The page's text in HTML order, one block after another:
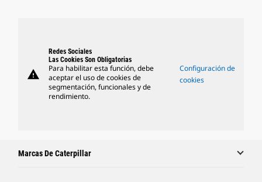
warning
Redes Sociales
Las Cookies Son Obligatorias
Para habilitar esta función, debe
aceptar el uso de cookies de
segmentación, funcionales y de
rendimiento.
Configuración de
cookies
Marcas De Caterpillar